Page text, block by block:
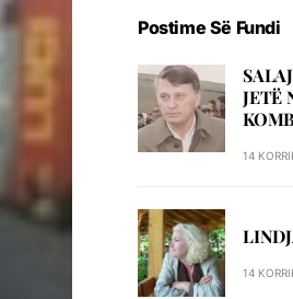
Postime Së Fundi
JETЁ
14
14